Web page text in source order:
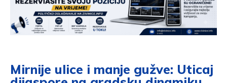
Mirnije ulice i manje gužve: Uticaj